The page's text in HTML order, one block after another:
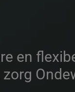
en